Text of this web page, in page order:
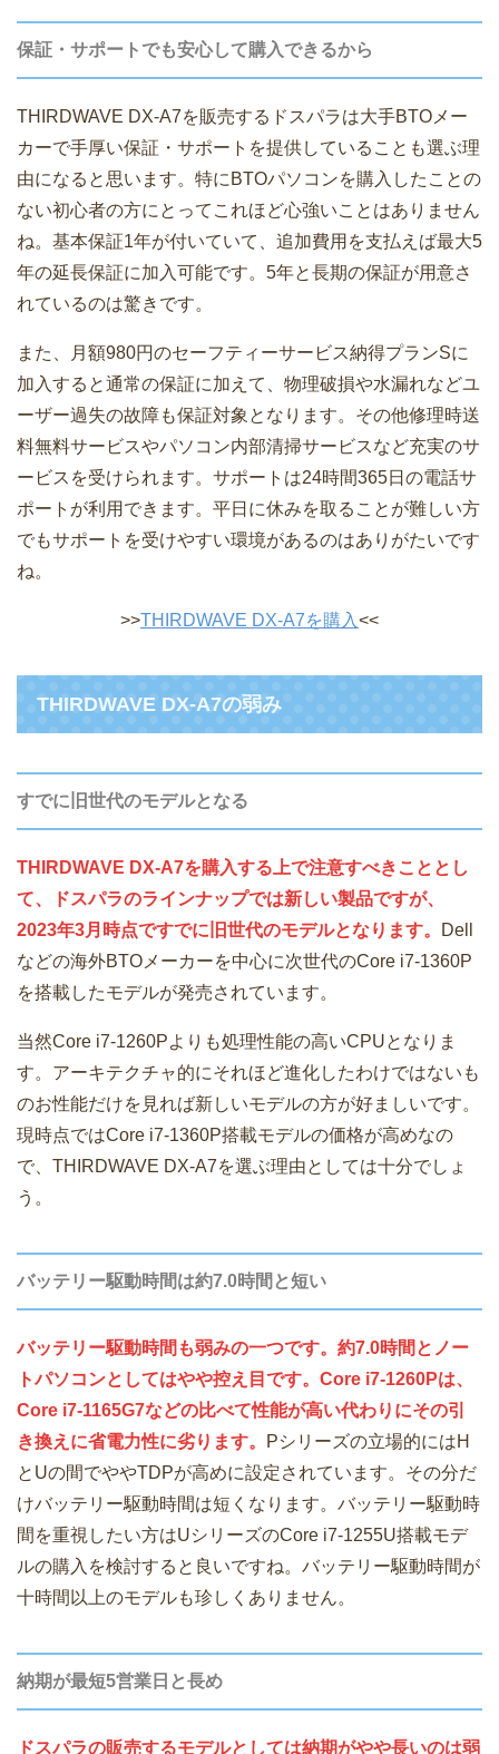
保証・サポートでも安心して購入できるから
THIRDWAVE DX-A7を販売するドスパラは大手BTOメー
カーで手厚い保証・サポートを提供していることも選ぶ理
由になると思います。特にBTOパソコンを購入したことの
ない初心者の方にとってこれほど心強いことはありません
ね。基本保証1年が付いていて、追加費用を支払えば最大5
年の延長保証に加入可能です。5年と長期の保証が用意さ
れているのは驚きです。
また、月額980円のセーフティーサービス納得プランSに
加入すると通常の保証に加えて、物理破損や水漏れなどユ
ーザー過失の故障も保証対象となります。その他修理時送
料無料サービスやパソコン内部清掃サービスなど充実のサ
ービスを受けられます。サポートは24時間365日の電話サ
ポートが利用できます。平日に休みを取ることが難しい方
でもサポートを受けやすい環境があるのはありがたいです
ね。
>>THIRDWAVE DX-A7を購入<<
THIRDWAVE DX-A7の弱み
すでに旧世代のモデルとなる
THIRDWAVE DX-A7を購入する上で注意すべきこととし
て、ドスパラのラインナップでは新しい製品ですが、
2023年3月時点ですでに旧世代のモデルとなります。
Dell
などの海外BTOメーカーを中心に次世代のCore i7-1360P
を搭載したモデルが発売されています。
当然Core i7-1260Pよりも処理性能の高いCPUとなりま
す。アーキテクチャ的にそれほど進化したわけではないも
のお性能だけを見れば新しいモデルの方が好ましいです。
現時点ではCore i7-1360P搭載モデルの価格が高めなの
で、THIRDWAVE DX-A7を選ぶ理由としては十分でしょ
う。
バッテリー駆動時間は約7.0時間と短い
バッテリー駆動時間も弱みの一つです。約7.0時間とノー
トパソコンとしてはやや控え目です。Core i7-1260Pは、
Core i7-1165G7などの比べて性能が高い代わりにその引
き換えに省電力性に劣ります。
Pシリーズの立場的にはH
とUの間でややTDPが高めに設定されています。その分だ
けバッテリー駆動時間は短くなります。バッテリー駆動時
間を重視したい方はUシリーズのCore i7-1255U搭載モデ
ルの購入を検討すると良いですね。バッテリー駆動時間が
十時間以上のモデルも珍しくありません。
納期が最短5営業日と長め
ドスパラの販売するモデルとしては納期がやや長いのは弱